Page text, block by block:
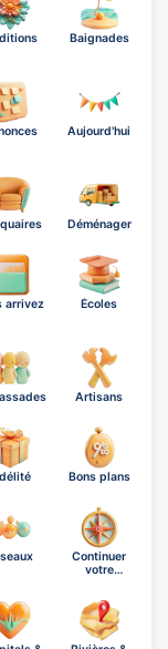
Baignades
Aujourd'hui
Déménager
arrivez Écoles
Artisans
Bons plans
Continuer
votre